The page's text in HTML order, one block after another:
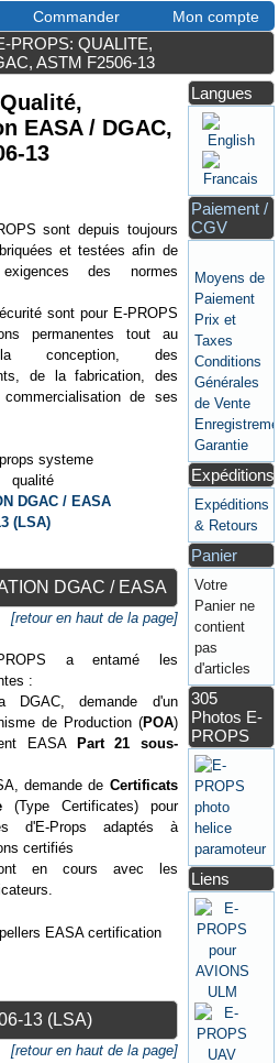
Commander Mon compte
PROPS: QUALITE,
ASTM F2506-13
EASA / DGAC,
13
sont depuis toujours
et testées afin de
des normes
sont pour E-PROPS
permanentes tout au
des
de la fabrication, des
de ses
DGAC / EASA
(LSA)
DGAC / EASA
[retour en haut de la page]
a entamé les
:
demande d'un
de Production (POA)
EASA
Part 21 sous-
demande de Certificats
(Type Certificates) pour
d'E-Props adaptés à
certifiés
en cours avec les
13 (LSA)
[retour en haut de la page]
Langues
Paiement /
CGV
Moyens de
Paiement
Prix et
Taxes
Conditions
Générales
de Vente
Garantie
Expéditions
Expéditions
& Retours
Panier
Votre
Panier ne
contient
pas
d'articles
305
Photos E-
PROPS
Liens